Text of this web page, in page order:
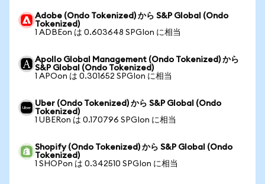
Adobe (Ondo Tokenized) から S&P Global (Ondo
Tokenized)
1 ADBEon は 0.603648 SPGIon に相当
Apollo Global Management (Ondo Tokenized) から
S&P Global (Ondo Tokenized)
1 APOon は 0.301652 SPGIon に相当
Uber (Ondo Tokenized) から S&P Global (Ondo
Tokenized)
1 UBERon は 0.170796 SPGIon に相当
Shopify (Ondo Tokenized) から S&P Global (Ondo
Tokenized)
1 SHOPon は 0.342510 SPGIon に相当